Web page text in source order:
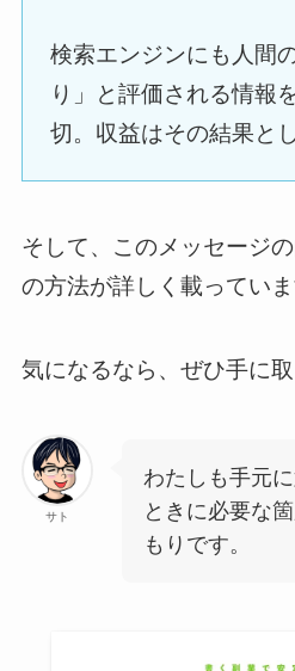
検索エンジンにも人間
り」と評価される情報
切。収益はその結果と
そして、このメッセージ
の方法が詳しく載っていま
気になるなら、ぜひ手に
サト
わたしも手元
ときに必要な
もりです。